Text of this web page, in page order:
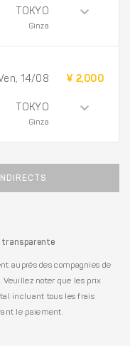
TOKYO
Ginza
14/08
TOKYO
Ginza
¥ 2,000
auprès des compagnies de
noter que les prix
incluant tous les frais
le paiement.